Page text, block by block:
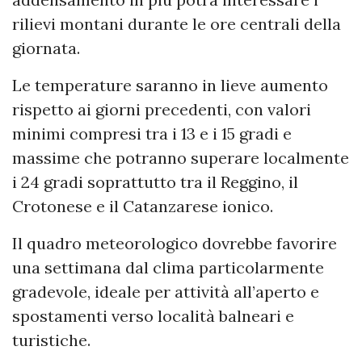
rilievi montani durante le ore centrali della
giornata.
Le temperature saranno in lieve aumento
rispetto ai giorni precedenti, con valori
minimi compresi tra i 13 e i 15 gradi e
massime che potranno superare localmente
i 24 gradi soprattutto tra il Reggino, il
Crotonese e il Catanzarese ionico.
Il quadro meteorologico dovrebbe favorire
una settimana dal clima particolarmente
gradevole, ideale per attività all’aperto e
spostamenti verso località balneari e
turistiche.